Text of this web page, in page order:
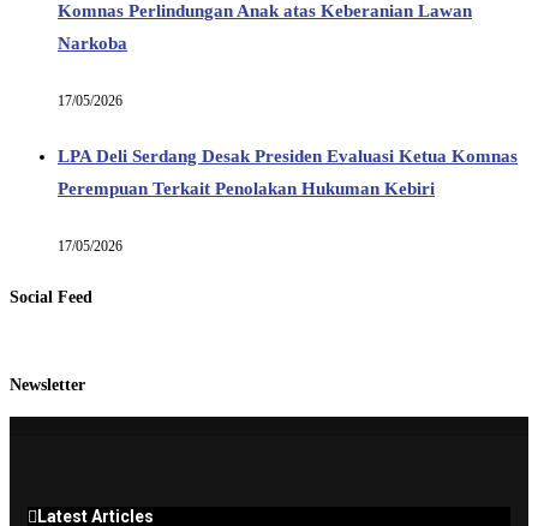
Komnas Perlindungan Anak atas Keberanian Lawan
Narkoba
17/05/2026
LPA Deli Serdang Desak Presiden Evaluasi Ketua Komnas
Perempuan Terkait Penolakan Hukuman Kebiri
17/05/2026
Social Feed
Newsletter
Latest Articles